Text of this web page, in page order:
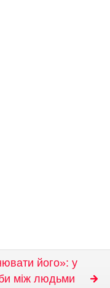
його»: у
між людьми